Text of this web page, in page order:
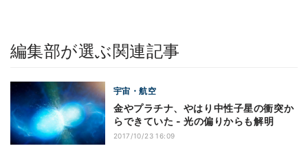
編集部が選ぶ関連記事
宇宙・航空
金やプラチナ、やはり中性子星の衝突か
らできていた - 光の偏りからも解明
2017/10/23 16:09